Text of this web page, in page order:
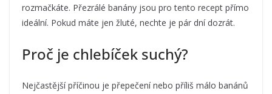
rozmačkáte. Přezrálé banány jsou pro tento recept přímo
ideální. Pokud máte jen žluté, nechte je pár dní dozrát.
Proč je chlebíček suchý?
Nejčastější příčinou je přepečení nebo příliš málo banánů